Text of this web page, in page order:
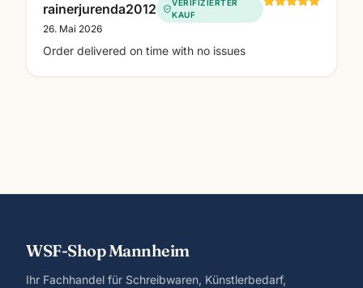
rainerjurenda2012
VERIFIZIERTER
KAUF
26. Mai 2026
Order delivered on time with no issues
WSF-Shop Mannheim
Ihr Fachhandel für Schreibwaren, Künstlerbedarf,